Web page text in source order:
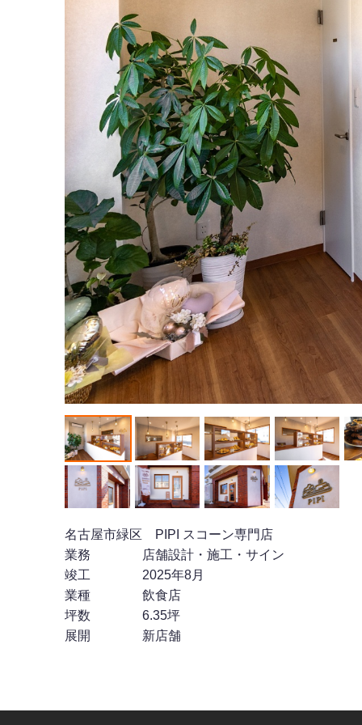
名古屋市緑区 PIPI スコーン専門店
業務 店舗設計・施工・サイン
竣工 2025年8月
業種 飲食店
坪数 6.35坪
展開 新店舗